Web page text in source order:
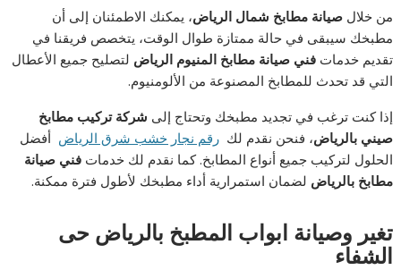
من خلالصيانة مطابخ شمال الرياض، يمكنك الاطمئنان إلى أن
مطبخك سيبقى في حالة ممتازة طوال الوقت، يتخصص فريقنا في
تقديم خدماتفني صيانة مطابخ المنيوم الرياض لتصليح جميع الأعطال
التي قد تحدث للمطابخ المصنوعة من الألومنيوم.
إذا كنت ترغب في تجديد مطبخك وتحتاج إلى شركة تركيب مطابخ
صيني بالرياض، فنحن نقدم لكرقم نجار خشب شرق الرياض أفضل
الحلول لتركيب جميع أنواع المطابخ. كما نقدم لك خدماتفني صيانة
مطابخ بالرياض لضمان استمرارية أداء مطبخك لأطول فترة ممكنة.
تغير وصيانة ابواب المطبخ بالرياض حى
الشفاء